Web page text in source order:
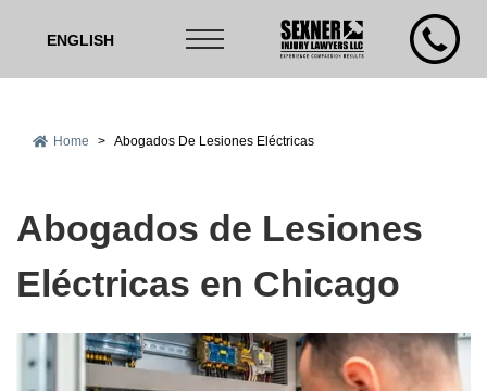
ENGLISH
Home > Abogados De Lesiones Eléctricas
Abogados de Lesiones
Eléctricas en Chicago